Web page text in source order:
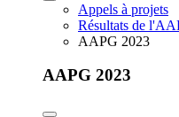
Appels à projets
Résultats de
AAPG 2023
AAPG 2023